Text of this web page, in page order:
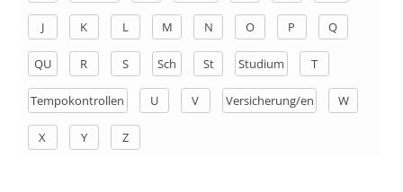
J K L M N O P Q
QU R S Sch St Studium T
Tempokontrollen U V Versicherung/en W
X Y Z